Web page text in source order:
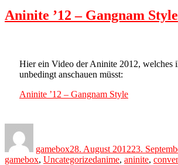
Aninite ’12 – Gangnam Style
Hier ein Video der Aninite 2012, welches
unbedingt anschauen müsst:
Aninite ’12 – Gangnam Style
gamebox28. August 201223.
gamebox, UncategorizedTags
anime, aninite,